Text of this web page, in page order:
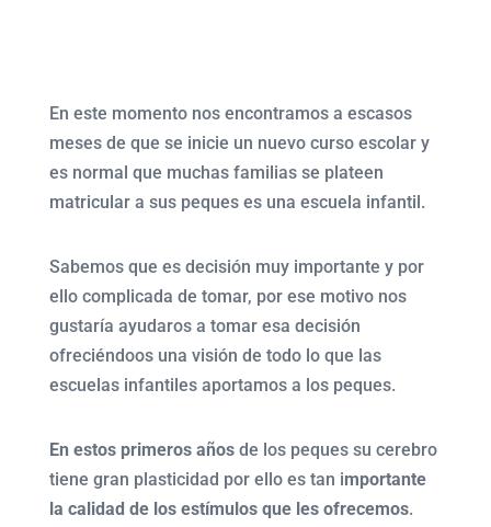
En este momento nos encontramos a escasos
meses de que se inicie un nuevo curso escolar y
es normal que muchas familias se plateen
matricular a sus peques es una escuela infantil.
Sabemos que es decisión muy importante y por
ello complicada de tomar, por ese motivo nos
gustaría ayudaros a tomar esa decisión
ofreciéndoos una visión de todo lo que las
escuelas infantiles aportamos a los peques.
En estos primeros añosde los peques su cerebro
tiene gran plasticidad por ello es tan importante
la calidad de los estímulos que les ofrecemos.